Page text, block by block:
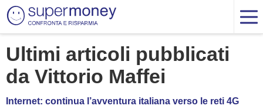
Ultimi articoli pubblicati
da Vittorio Maffei
Internet: continua l’avventura italiana verso le reti 4G